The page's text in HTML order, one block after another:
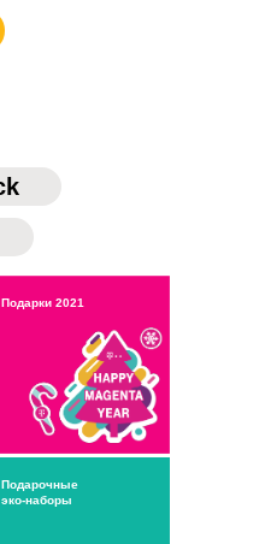
Подарки 2021
Подарочные
эко-наборы